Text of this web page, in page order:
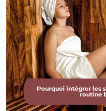
Pourquoi intégrer les
routine